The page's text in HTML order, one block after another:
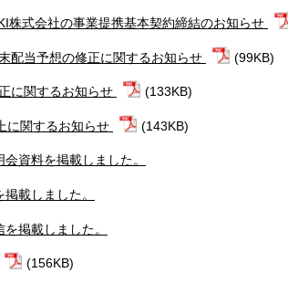
株式会社の事業提携基本契約締結のお知らせ
配当予想の修正に関するお知らせ (99KB)
に関するお知らせ (133KB)
に関するお知らせ (143KB)
資料を掲載しました。
載しました。
掲載しました。
(156KB)